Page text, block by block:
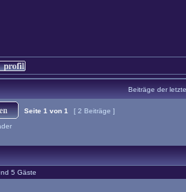
Beiträge der
Seite 1 von 1
[ 2 Beiträge ]
5 Gäste